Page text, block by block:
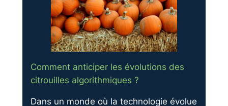
Comment anticiper les évolutions des
citrouilles algorithmiques ?
Dans un monde où la technologie évolue